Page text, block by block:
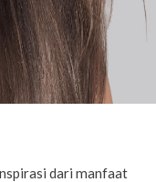
dari manfaat